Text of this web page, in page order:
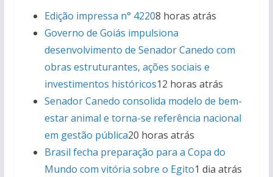
Edição impressa n° 42208 horas atrás
Governo de Goiás impulsiona
desenvolvimento de Senador Canedo com
obras estruturantes, ações sociais e
investimentos históricos12 horas atrás
Senador Canedo consolida modelo de bem-
estar animal e torna-se referência nacional
em gestão pública20 horas atrás
Brasil fecha preparação para a Copa do
Mundo com vitória sobre o Egito1 dia atrás